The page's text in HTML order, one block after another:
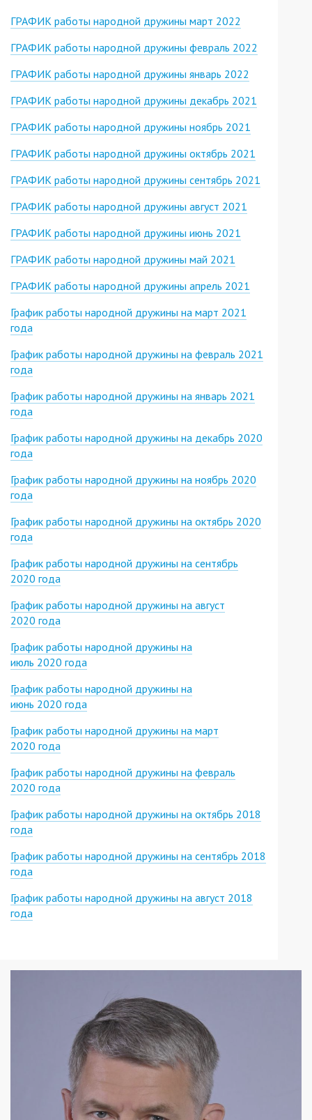
ГРАФИК работы народной дружины март 2022
ГРАФИК работы народной дружины февраль 2022
ГРАФИК работы народной дружины январь 2022
ГРАФИК работы народной дружины декабрь 2021
ГРАФИК работы народной дружины ноябрь 2021
ГРАФИК работы народной дружины октябрь 2021
ГРАФИК работы народной дружины сентябрь 2021
ГРАФИК работы народной дружины август 2021
ГРАФИК работы народной дружины июнь 2021
ГРАФИК работы народной дружины май 2021
ГРАФИК работы народной дружины апрель 2021
График работы народной дружины на март 2021
года
График работы народной дружины на февраль 2021
года
График работы народной дружины на январь 2021
года
График работы народной дружины на декабрь 2020
года
График работы народной дружины на ноябрь 2020
года
График работы народной дружины на октябрь 2020
года
График работы народной дружины на сентябрь
2020 года
График работы народной дружины на август
2020 года
График работы народной дружины на
июль 2020 года
График работы народной дружины на
июнь 2020 года
График работы народной дружины на март
2020 года
График работы народной дружины на февраль
2020 года
График работы народной дружины на октябрь 2018
года
График работы народной дружины на сентябрь 2018
года
График работы народной дружины на август 2018
года